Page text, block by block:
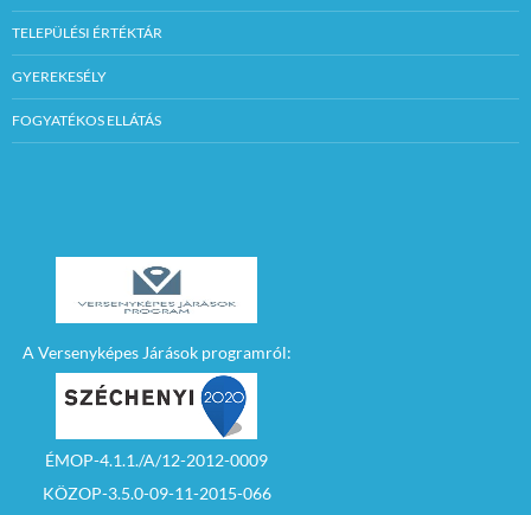
TELEPÜLÉSI ÉRTÉKTÁR
GYEREKESÉLY
FOGYATÉKOS ELLÁTÁS
A Versenyképes Járások programról:
ÉMOP-4.1.1./A/12-2012-0009
KÖZOP-3.5.0-09-11-2015-066